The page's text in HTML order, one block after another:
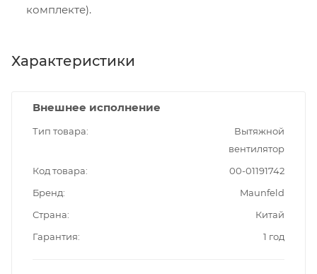
комплекте).
Характеристики
Внешнее исполнение
Тип товара
Вытяжной
вентилятор
Код товара
00-01191742
Бренд
Maunfeld
Страна
Китай
Гарантия
1 год